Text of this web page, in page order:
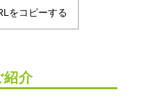
をコピーする
紹介